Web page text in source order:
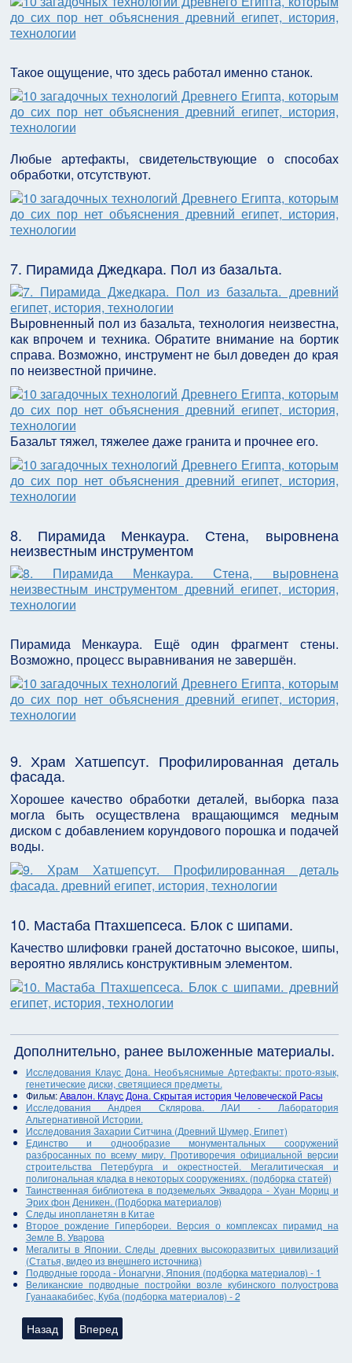
Такое ощущение, что здесь работал именно станок.
Любые артефакты, свидетельствующие о способах
обработки, отсутствуют.
7. Пирамида Джедкара. Пол из базальта.
Выровненный пол из базальта, технология неизвестна,
как впрочем и техника. Обратите внимание на бортик
справа. Возможно, инструмент не был доведен до края
по неизвестной причине.
Базальт тяжел, тяжелее даже гранита и прочнее его.
8. Пирамида Менкаура. Стена, выровнена
неизвестным инструментом
Пирамида Менкаура. Ещё один фрагмент стены.
Возможно, процесс выравнивания не завершён.
9. Храм Хатшепсут. Профилированная деталь
фасада.
Хорошее качество обработки деталей, выборка паза
могла быть осуществлена вращающимся медным
диском с добавлением корундового порошка и подачей
воды.
10. Мастаба Птахшепсеса. Блок с шипами.
Качество шлифовки граней достаточно высокое, шипы,
вероятно являлись конструктивным элементом.
Дополнительно, ранее выложенные материалы.
Исследования Клаус Дона. Необъяснимые Артефакты: прото-язык,
генетические диски, светящиеся предметы.
Фильм:Авалон. Клаус Дона. Скрытая история Человеческой Расы
Исследования Андрея Склярова. ЛАИ - Лаборатория
Альтернативной Истории.
Исследования Захарии Ситчина (Древний Шумер, Египет)
Единство и однообразие монументальных сооружений
разбросанных по всему миру. Противоречия официальной версии
строительства Петербурга и окрестностей. Мегалитическая и
полигональная кладка в некоторых сооружениях. (подборка статей)
Таинственная библиотека в подземельях Эквадора - Хуан Мориц и
Эрих фон Деникен. (Подборка материалов)
Следы инопланетян в Китае
Второе рождение Гипербореи. Версия о комплексах пирамид на
Земле В. Уварова
Мегалиты в Японии. Следы древних высокоразвитых цивилизаций
(Статья, видео из внешнего источника)
Подводные города - Йонагуни, Япония (подборка материалов) - 1
Великанские подводные постройки возле кубинского полуострова
Гуанаакабибес, Куба (подборка материалов) - 2
Предыдущий: Про неизвестный город Ниен, впоследствии
Назад Следующий: Огромные каменные круги в Иордании
Вперед